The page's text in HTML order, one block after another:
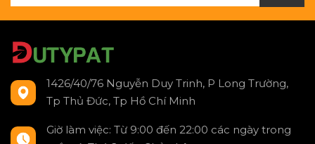
1426/40/76 Nguyễn Duy Trinh, P Long Trường,
Tp Thủ Đức, Tp Hồ Chí Minh
Giờ làm việc: Từ 9:00 đến 22:00 các ngày trong